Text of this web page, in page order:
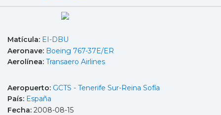
Matícula: EI-DBU
Aeronave: Boeing 767-37E/ER
Aerolínea: Transaero Airlines
Aeropuerto: GCTS - Tenerife Sur-Reina Sofía
País: España
Fecha: 2008-08-15